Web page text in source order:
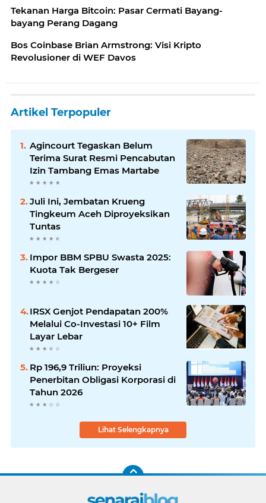
Tekanan Harga Bitcoin: Pasar Cermati Bayang-
bayang Perang Dagang
Bos Coinbase Brian Armstrong: Visi Kripto
Revolusioner di WEF Davos
Artikel Terpopuler
Agincourt Tegaskan Belum
Terima Surat Resmi Pencabutan
Izin Tambang Emas Martabe
Juli Ini, Jembatan Krueng
Tingkeum Aceh Diproyeksikan
Tuntas
Impor BBM SPBU Swasta 2025:
Kuota Tak Bergeser
IRSX Genjot Pendapatan 200%
Melalui Co-Investasi 10+ Film
Layar Lebar
Rp 196,9 Triliun: Proyeksi
Penerbitan Obligasi Korporasi di
Tahun 2026
Lihat Selengkapnya